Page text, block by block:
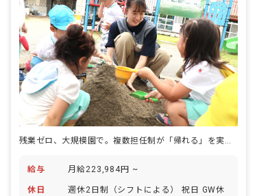
残業ゼロ、大規模園で。複数担任制が「帰れる」を実現した。
給与 月給223,984円 ~
休日
週休2日制（シフトによる） 祝日 GW休